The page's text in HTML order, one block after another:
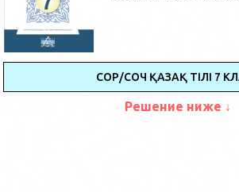
СОР/СОЧ ҚАЗАҚ ТІЛІ 7
Решение ниже ↓